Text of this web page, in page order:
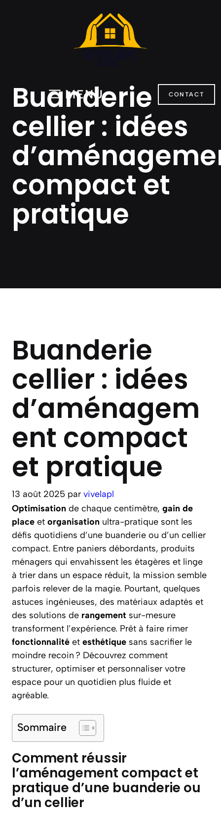
MENU CONTACT
Buanderie
cellier : idées
compact et
pratique
Buanderie
cellier : idées
d’aménagem
ent compact
et pratique
13 août 2025 par vivelapl
Optimisation de chaque centimètre, gain de
place et organisation ultra-pratique sont les
défis quotidiens d’une buanderie ou d’un cellier
compact. Entre paniers débordants, produits
ménagers qui envahissent les étagères et linge
à trier dans un espace réduit, la mission semble
parfois relever de la magie. Pourtant, quelques
astuces ingénieuses, des matériaux adaptés et
des solutions de rangement sur-mesure
transforment l’expérience. Prêt à faire rimer
fonctionnalité et esthétique sans sacrifier le
moindre recoin ? Découvrez comment
structurer, optimiser et personnaliser votre
espace pour un quotidien plus fluide et
agréable.
Sommaire
Comment réussir
l’aménagement compact et
pratique d’une buanderie ou
d’un cellier